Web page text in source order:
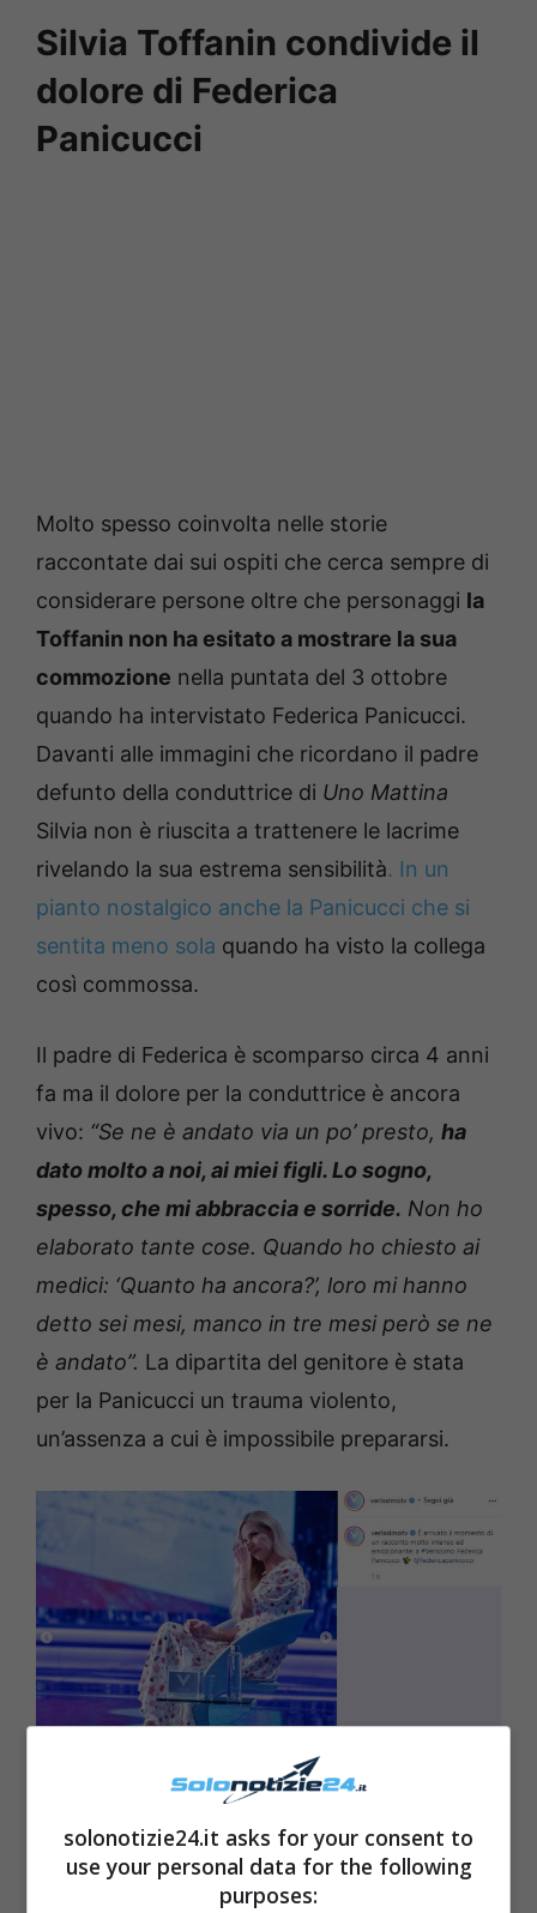
Silvia Toffanin condivide il
dolore di Federica
Panicucci
Molto spesso coinvolta nelle storie
raccontate dai sui ospiti che cerca sempre di
considerare persone oltre che personaggi la
Toffanin non ha esitato a mostrare la sua
commozione nella puntata del 3 ottobre
quando ha intervistato Federica Panicucci.
Davanti alle immagini che ricordano il padre
defunto della conduttrice di Uno Mattina
Silvia non è riuscita a trattenere le lacrime
rivelando la sua estrema sensibilità. In un
pianto nostalgico anche la Panicucci che si
sentita meno sola quando ha visto la collega
così commossa.
Il padre di Federica è scomparso circa 4 anni
fa ma il dolore per la conduttrice è ancora
vivo: “Se ne è andato via un po’ presto, ha
dato molto a noi, ai miei figli. Lo sogno,
spesso, che mi abbraccia e sorride. Non ho
elaborato tante cose. Quando ho chiesto ai
medici: ‘Quanto ha ancora?’, loro mi hanno
detto sei mesi, manco in tre mesi però se ne
è andato”. La dipartita del genitore è stata
per la Panicucci un trauma violento,
un’assenza a cui è impossibile prepararsi.
Federica Panicucci fonte Instagram
LEGGI ANCHE ->Federica
solonotizie24.it asks for your consent to
use your personal data for the following
purposes: